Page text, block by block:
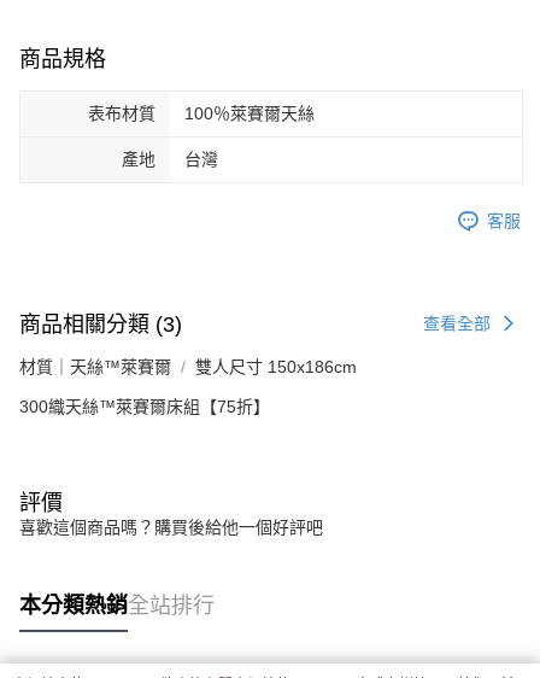
商品規格
表布材質 100％萊賽爾天絲
產地 台灣
客服
商品相關分類 (3) 查看全部
材質｜天絲™萊賽爾 雙人尺寸 150x186cm
300織天絲™萊賽爾床組【75折】
評價
喜歡這個商品嗎？購買後給他一個好評吧
本分類熱銷全站排行